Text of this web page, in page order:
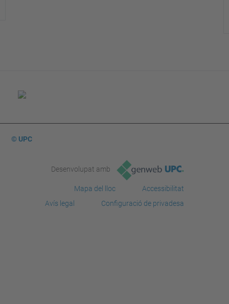
© UPC
Desenvolupat amb
Mapa del lloc
Accessibilitat
Avís legal
Configuració de privadesa